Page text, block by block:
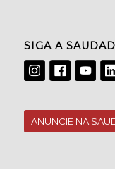
SIGA A
ANUNCIE NA